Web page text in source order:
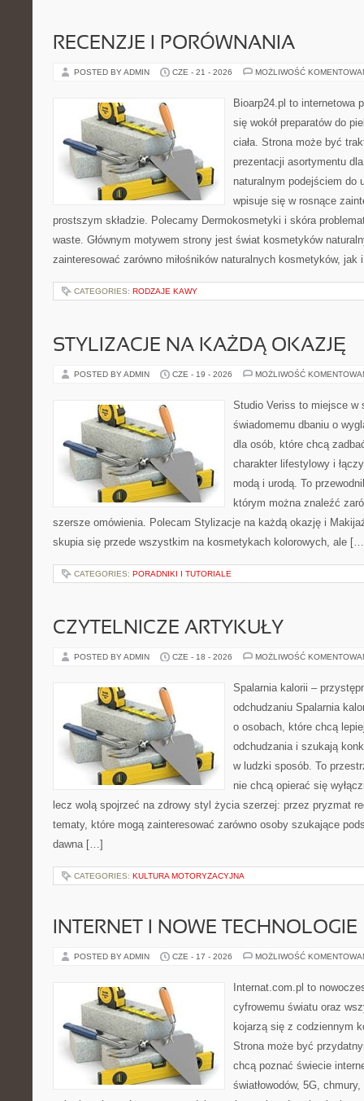
RECENZJE I PORÓWNANIA
POSTED BY ADMIN CZE - 21 - 2026 MOŻLIWOŚĆ
Bioarp24.pl to internetowa
się wokół preparatów do
ciała. Strona może być
prezentacji asortymentu
naturalnym podejściem do
wpisuje się w rosnące
prostszym składzie. Polecamy Dermokosmetyki i skóra
waste. Głównym motywem strony jest świat kosmetyków
zainteresować zarówno miłośników naturalnych kosmetyków,
CATEGORIES: RODZAJE KAWY
STYLIZACJE NA KAŻDĄ OKAZJĘ
POSTED BY ADMIN CZE - 19 - 2026 MOŻLIWOŚĆ
Studio Veriss to miejsce w
świadomemu dbaniu o
dla osób, które chcą
charakter lifestylowy i
modą i urodą. To
którym można znaleźć
szersze omówienia. Polecam Stylizacje na każdą okazję i
skupia się przede wszystkim na kosmetykach kolorowych, ale
CATEGORIES: PORADNIKI I TUTORIALE
CZYTELNICZE ARTYKUŁY
POSTED BY ADMIN CZE - 18 - 2026 MOŻLIWOŚĆ
Spalarnia kalorii –
odchudzaniu Spalarnia
o osobach, które chcą
odchudzania i szukają
w ludzki sposób. To
nie chcą opierać się
lecz wolą spojrzeć na zdrowy styl życia szerzej: przez pryzmat
tematy, które mogą zainteresować zarówno osoby szukające
dawna […]
CATEGORIES: KULTURA MOTORYZACYJNA
INTERNET I NOWE TECHNOLOGIE
POSTED BY ADMIN CZE - 17 - 2026 MOŻLIWOŚĆ
Internat.com.pl to
cyfrowemu światu oraz
kojarzą się z codziennym
Strona może być
chcą poznać świecie
światłowodów, 5G,